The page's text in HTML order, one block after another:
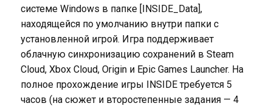
системе Windows в папке [INSIDE_Data],
находящейся по умолчанию внутри папки с
установленной игрой. Игра поддерживает
облачную синхронизацию сохранений в Steam
Cloud, Xbox Cloud, Origin и Epic Games Launcher. На
полное прохождение игры INSIDE требуется 5
часов (на сюжет и второстепенные задания — 4